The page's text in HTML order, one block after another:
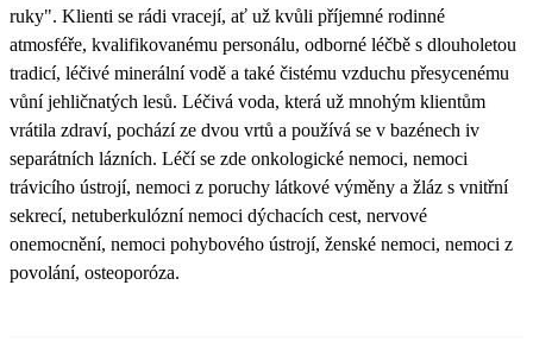
ruky". Klienti se rádi vracejí, ať už kvůli příjemné rodinné
atmosféře, kvalifikovanému personálu, odborné léčbě s dlouholetou
tradicí, léčivé minerální vodě a také čistému vzduchu přesycenému
vůní jehličnatých lesů. Léčivá voda, která už mnohým klientům
vrátila zdraví, pochází ze dvou vrtů a používá se v bazénech iv
separátních lázních. Léčí se zde onkologické nemoci, nemoci
trávicího ústrojí, nemoci z poruchy látkové výměny a žláz s vnitřní
sekrecí, netuberkulózní nemoci dýchacích cest, nervové
onemocnění, nemoci pohybového ústrojí, ženské nemoci, nemoci z
povolání, osteoporóza.